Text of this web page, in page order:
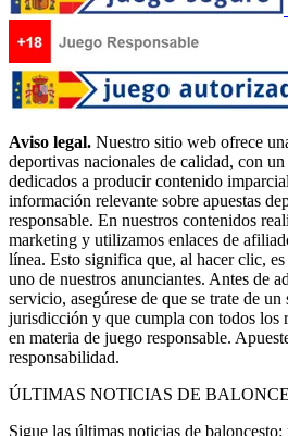
Aviso legal. Nuestro sitio web ofrece
deportivas nacionales de calidad, con
dedicados a producir contenido
información relevante sobre apuestas
responsable. En nuestros contenidos
marketing y utilizamos enlaces de
línea. Esto significa que, al hacer clic,
uno de nuestros anunciantes. Antes de
servicio, asegúrese de que se trate de
jurisdicción y que cumpla con todos los
en materia de juego responsable.
responsabilidad.
ÚLTIMAS NOTICIAS DE
Sigue las últimas noticias de baloncesto: